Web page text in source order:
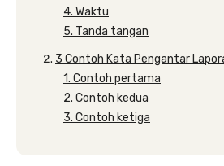
4. Waktu
5. Tanda tangan
3 Contoh Kata Pengantar
1. Contoh pertama
2. Contoh kedua
3. Contoh ketiga